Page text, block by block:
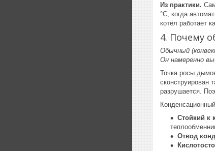
Из практики.
°C, когда
котёл работает
4. Почему
Обычный
Он намеренно
Точка росы
сконструирован
разрушается.
Стойкий к
Отвод